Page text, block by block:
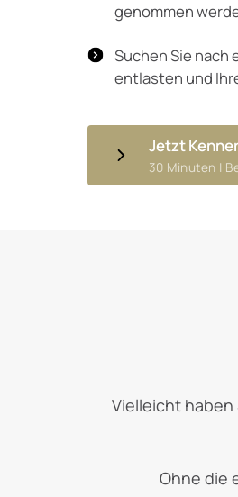
genommen
Suchen Sie nach
entlasten und
Jetzt
30 Minuten |
Vielleicht haben
Ohne die